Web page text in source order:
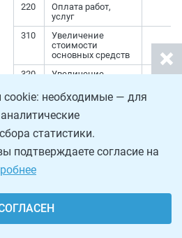
220
Оплата работ,
услуг
310
Увеличение
стоимости
основных средств
320
Увеличение
нематериальных
активов
346
Увеличение
стоимости прочих
(материалов)
221
имуществом (за
необходимые — для
статистики.
подтверждаете согласие на